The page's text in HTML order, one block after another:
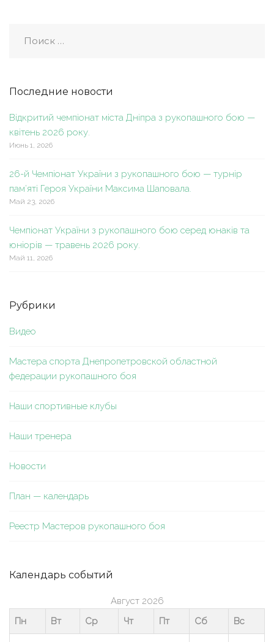
Последние новости
Відкритий чемпіонат міста Дніпра з рукопашного бою —
квітень 2026 року.
Июнь 1, 2026
26-й Чемпіонат України з рукопашного бою — турнір
пам’яті Героя України Максима Шаповала.
Май 23, 2026
Чемпіонат України з рукопашного бою серед юнаків та
юніорів — травень 2026 року.
Май 11, 2026
Рубрики
Видео
Мастера спорта Днепропетровской областной
федерации рукопашного боя
Наши спортивные клубы
Наши тренера
Новости
План — календарь
Реестр Мастеров рукопашного боя
Календарь событий
Август 2026
Пн
Вт Ср Чт Пт Сб Вс